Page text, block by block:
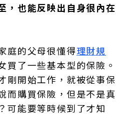
，也能反映出自身很內在
庭的父母很懂得理財規
買了一些基本型的保險。
剛開始工作，就被從事保
而購買保險，但是不是真
可能要等時候到了才知